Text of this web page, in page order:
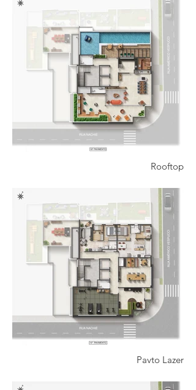
Rooftop
Pavto Lazer